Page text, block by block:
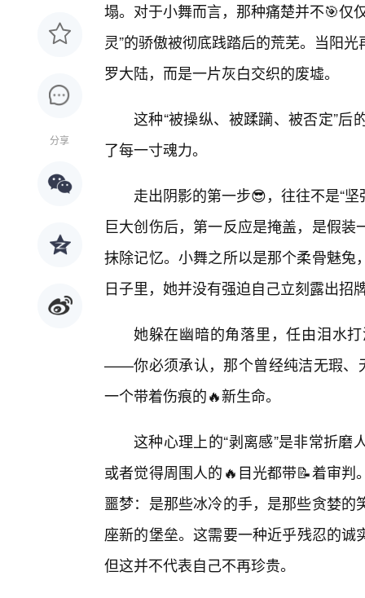
分享
塌。对于小舞而言，那种痛楚并不🎯仅
灵”的骄傲被彻底践踏后的荒芜。当阳
罗大陆，而是一片灰白交织的废墟。
这种“被操纵、被蹂躏、被否定”
了每一寸魂力。
走出阴影的第一步😎，往往不是“
巨大创伤后，第一反应是掩盖，是假
抹除记忆。小舞之所以是那个柔骨魅
日子里，她并没有强迫自己立刻露出招
她躲在幽暗的角落里，任由泪水
——你必须承认，那个曾经纯洁无瑕、
一个带着伤痕的🔥新生命。
这种心理上的“剥离感”是非常折
或者觉得周围人的🔥目光都带📝着审
噩梦：是那些冰冷的手，是那些贪婪
座新的堡垒。这需要一种近乎残忍的
但这并不代表自己不再珍贵。